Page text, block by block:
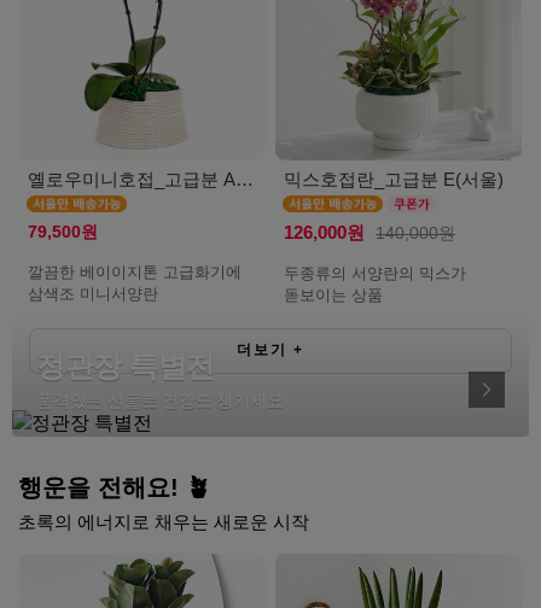
옐로우미니호접_고급분 A(서울)
79,500원
깔끔한 베이이지톤 고급화기에
삼색조 미니서양란
믹스호접란_고급분 E(서울)
126,000원 140,000원
두종류의 서양란의 믹스가
돋보이는 상품
더보기 +
정관장 특별전
품격있는 선물로 건강도 챙기세요
행운을 전해요! 🪴
초록의 에너지로 채우는 새로운 시작